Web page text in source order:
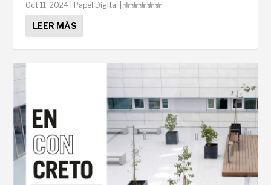
Oct 11, 2024 Papel Digital |
LEER MÁS